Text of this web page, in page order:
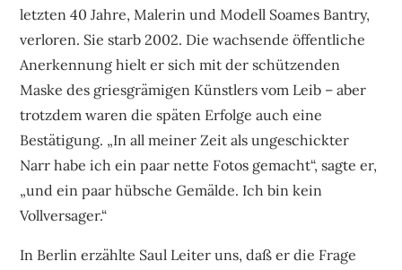
letzten 40 Jahre, Malerin und Modell Soames Bantry,
verloren. Sie starb 2002. Die wachsende öffentliche
Anerkennung hielt er sich mit der schützenden
Maske des griesgrämigen Künstlers vom Leib – aber
trotzdem waren die späten Erfolge auch eine
Bestätigung. „In all meiner Zeit als ungeschickter
Narr habe ich ein paar nette Fotos gemacht“, sagte er,
„und ein paar hübsche Gemälde. Ich bin kein
Vollversager.“
In Berlin erzählte Saul Leiter uns, daß er die Frage